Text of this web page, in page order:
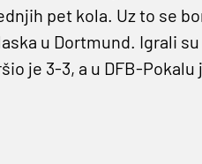
pet kola. Uz to se
u Dortmund. Igrali
je 3-3, a u DFB-Pokalu